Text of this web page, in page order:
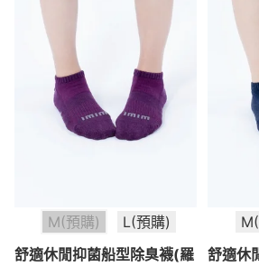
M(預購)
L(預購)
舒適休閒抑菌船型除臭襪(羅
舒適休